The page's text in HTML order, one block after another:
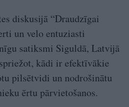
diskusijā “Draudzīgai
un velo entuziasti
satiksmi Siguldā, Latvijā
kādi ir efektīvākie
pilsētvidi un nodrošinātu
ērtu pārvietošanos.